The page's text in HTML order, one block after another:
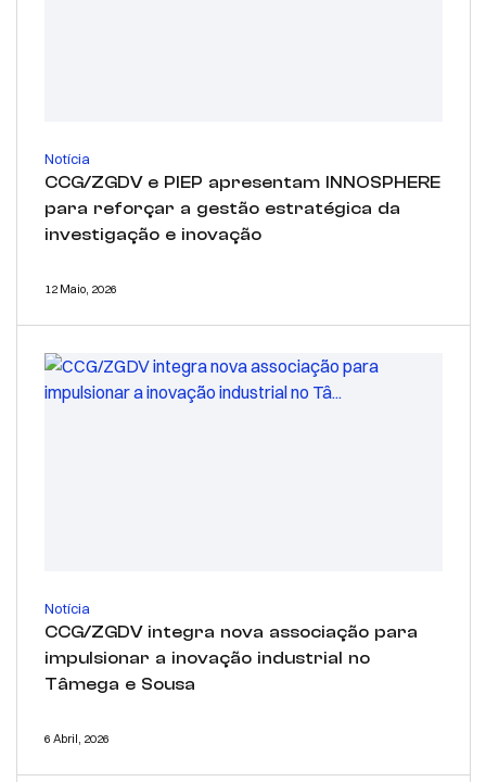
Notícia
CCG/ZGDV e PIEP apresentam INNOSPHERE
para reforçar a gestão estratégica da
investigação e inovação
12 Maio, 2026
Notícia
CCG/ZGDV integra nova associação para
impulsionar a inovação industrial no
Tâmega e Sousa
6 Abril, 2026